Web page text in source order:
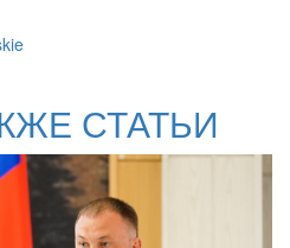
СТАТЬИ